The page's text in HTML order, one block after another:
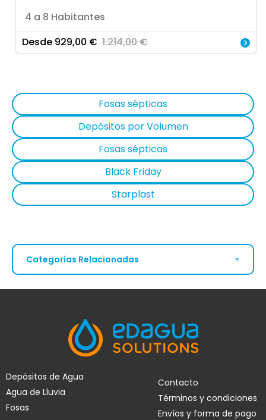
4 a 8 Habitantes
Desde 929,00 € 1.214,00€
Fosas sépticas
Depósitos por Volumen
Fosas sépticas
Black Friday
Starplast
Categorías Relacionadas ▼
Depósito de agua
ESTÁS AQUÍ
Depósitos de Agua
Depósitos de Agua
Agua de Lluvia
Fosas
Contacto
Términos y condiciones
Envíos y forma de pago